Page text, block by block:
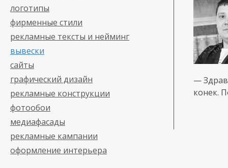
логотипы
фирменные стили
рекламные тексты и нейминг
вывески
сайты
графический дизайн
рекламные конструкции
фотообои
медиафасады
рекламные кампании
оформление интерьера
—
конек.